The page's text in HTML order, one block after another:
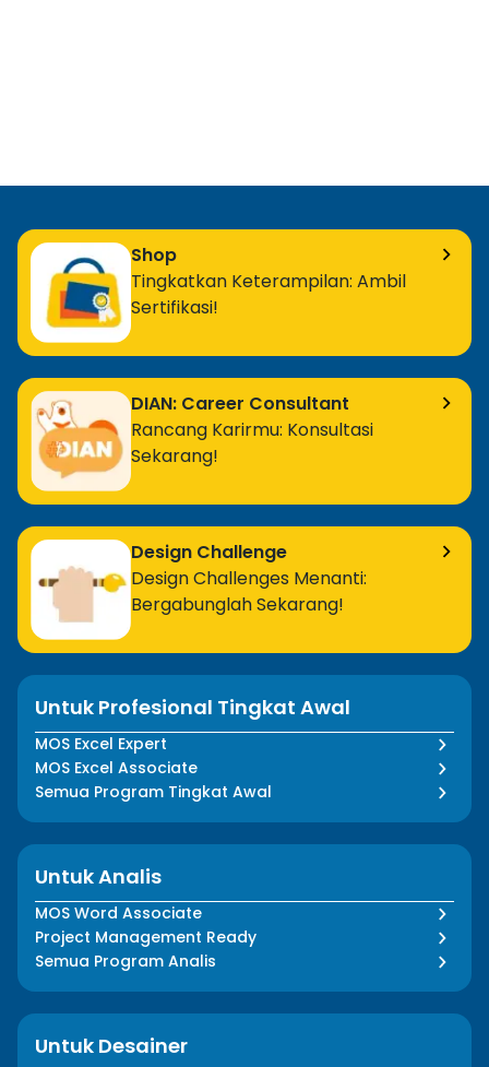
Shop
Tingkatkan Keterampilan: Ambil
Sertifikasi!
DIAN: Career Consultant
Rancang Karirmu: Konsultasi
Sekarang!
Design Challenge
Design Challenges Menanti:
Bergabunglah Sekarang!
Untuk Profesional Tingkat Awal
MOS Excel Expert
MOS Excel Associate
Semua Program Tingkat Awal
Untuk Analis
MOS Word Associate
Project Management Ready
Semua Program Analis
Untuk Desainer